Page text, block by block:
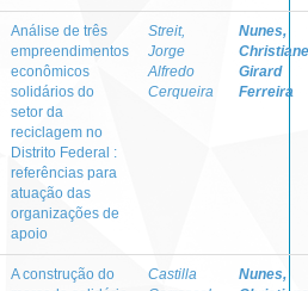
Análise de três
empreendimentos
econômicos
solidários do
setor da
reciclagem no
Distrito Federal :
referências para
atuação das
organizações de
apoio
Streit,
Jorge
Alfredo
Cerqueira
Nunes,
Christiane
Girard
Ferreira
A construção do
Castilla
Nunes,